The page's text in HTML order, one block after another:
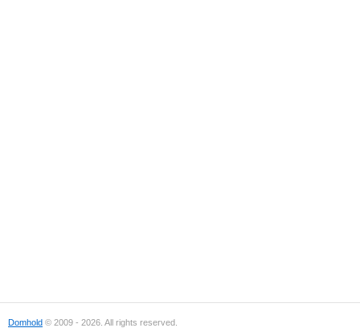
Domhold © 2009 - 2026. All rights reserved.